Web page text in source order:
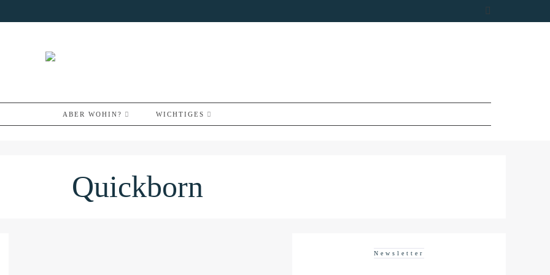
ABER WOHIN? WICHTIGES
Quickborn
Newsletter